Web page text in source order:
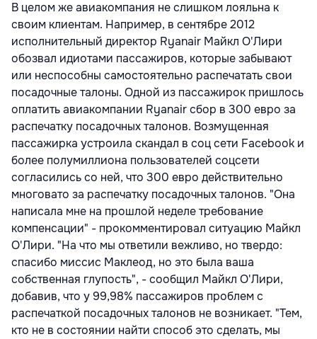
В целом же авиакомпания не слишком лояльна к
своим клиентам. Например, в сентябре 2012
исполнительный директор Ryanair Майкл О'Лири
обозвал идиотами пассажиров, которые забывают
или неспособны самостоятельно распечатать свои
посадочные талоны. Одной из пассажирок пришлось
оплатить авиакомпании Ryanair сбор в 300 евро за
распечатку посадочных талонов. Возмущенная
пассажирка устроила скандал в соц сети Facebook и
более полумиллиона пользователей соцсети
согласились со ней, что 300 евро действительно
многовато за распечатку посадочных талонов. "Она
написала мне на прошлой неделе требование
компенсации" - прокомментировал ситуацию Майкл
О'Лири. "На что мы ответили вежливо, но твердо:
спасибо миссис Маклеод, но это была ваша
собственная глупость", - сообщил Майкл О'Лири,
добавив, что у 99,98% пассажиров проблем с
распечаткой посадочных талонов не возникает. "Тем,
кто не в состоянии найти способ это сделать, мы